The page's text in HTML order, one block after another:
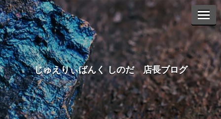
じゅえりぃばんく しのだ 店長ブログ